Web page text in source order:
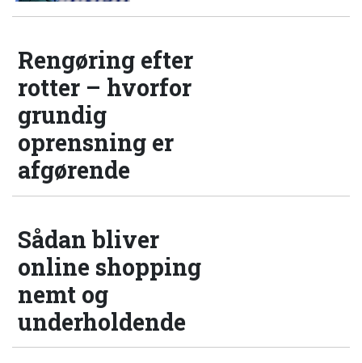
Rengøring efter
rotter – hvorfor
grundig
oprensning er
afgørende
Sådan bliver
online shopping
nemt og
underholdende